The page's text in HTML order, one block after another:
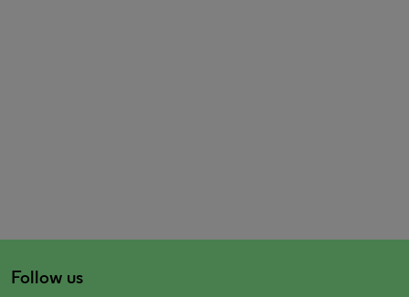
Follow us